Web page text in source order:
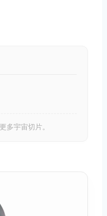
多宇宙切片。